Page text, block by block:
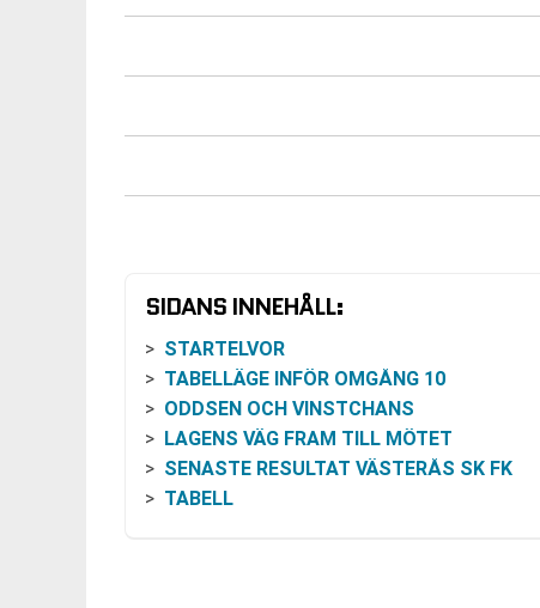
SIDANS INNEHÅLL:
STARTELVOR
TABELLÄGE INFÖR OMGÅNG 10
ODDSEN OCH VINSTCHANS
LAGENS VÄG FRAM TILL MÖTET
SENASTE RESULTAT VÄSTERÅS SK FK
TABELL